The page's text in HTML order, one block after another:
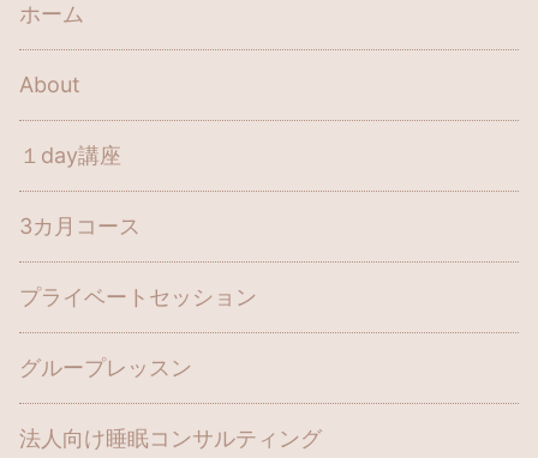
ホーム
About
１day講座
3カ月コース
プライベートセッション
グループレッスン
法人向け睡眠コンサルティング